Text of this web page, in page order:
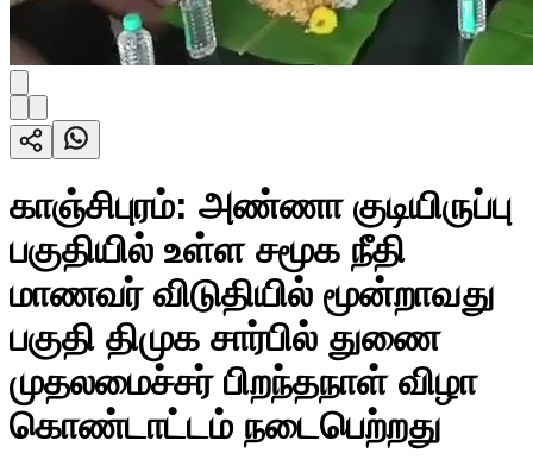
காஞ்சிபுரம்: அண்ணா குடியிருப்பு
பகுதியில் உள்ள சமூக நீதி
மாணவர் விடுதியில் மூன்றாவது
பகுதி திமுக சார்பில் துணை
முதலமைச்சர் பிறந்தநாள் விழா
கொண்டாட்டம் நடைபெற்றது